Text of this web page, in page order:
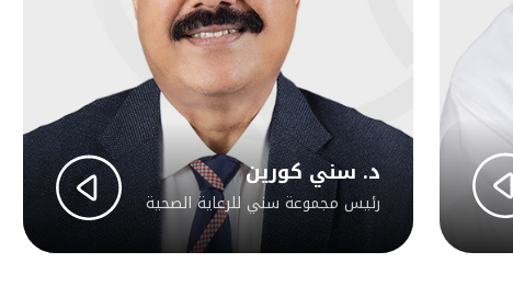
د. سني كورين
رئيس مجموعة سني للرعاية الصحية